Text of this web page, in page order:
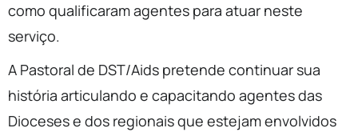
como qualificaram agentes para atuar neste
serviço.
A Pastoral de DST/Aids pretende continuar sua
história articulando e capacitando agentes das
Dioceses e dos regionais que estejam envolvidos